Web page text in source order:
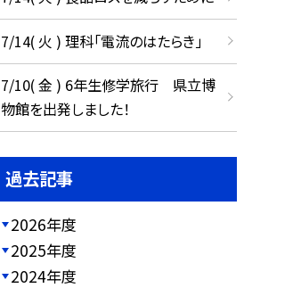
7/14( 火 ) 理科「電流のはたらき」
7/10( 金 ) 6年生修学旅行 県立博
物館を出発しました！
過去記事
2026年度
2025年度
2024年度